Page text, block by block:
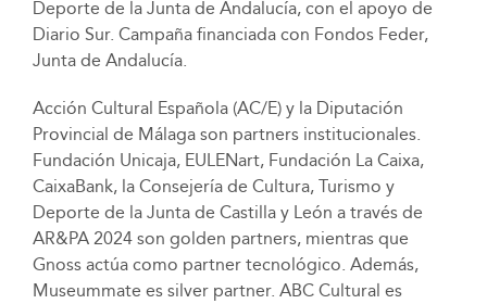
Deporte de la Junta de Andalucía, con el apoyo de
Diario Sur. Campaña financiada con Fondos Feder,
Junta de Andalucía.
Acción Cultural Española (AC/E) y la Diputación
Provincial de Málaga son partners institucionales.
Fundación Unicaja, EULENart, Fundación La Caixa,
CaixaBank, la Consejería de Cultura, Turismo y
Deporte de la Junta de Castilla y León a través de
AR&PA 2024 son golden partners, mientras que
Gnoss actúa como partner tecnológico. Además,
Museummate es silver partner. ABC Cultural es